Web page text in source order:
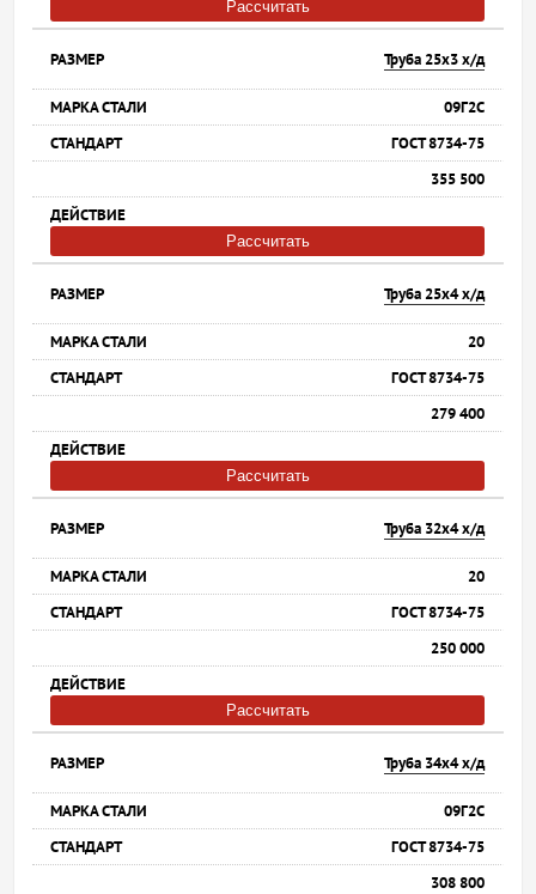
Рассчитать
Труба 25х3 х/д
09Г2С
ГОСТ 8734-75
355 500
Рассчитать
Труба 25х4 х/д
20
ГОСТ 8734-75
279 400
Рассчитать
Труба 32х4 х/д
20
ГОСТ 8734-75
250 000
Рассчитать
Труба 34х4 х/д
09Г2С
ГОСТ 8734-75
308 800